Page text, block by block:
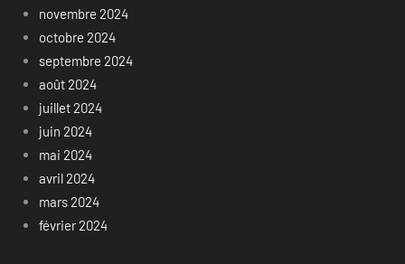
novembre 2024
octobre 2024
septembre 2024
août 2024
juillet 2024
juin 2024
mai 2024
avril 2024
mars 2024
février 2024